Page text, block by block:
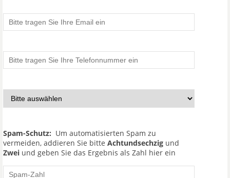
Spam-Schutz: Um automatisierten Spam zu
vermeiden, addieren Sie bitte Achtundsechzig und
Zwei und geben Sie das Ergebnis als Zahl hier ein